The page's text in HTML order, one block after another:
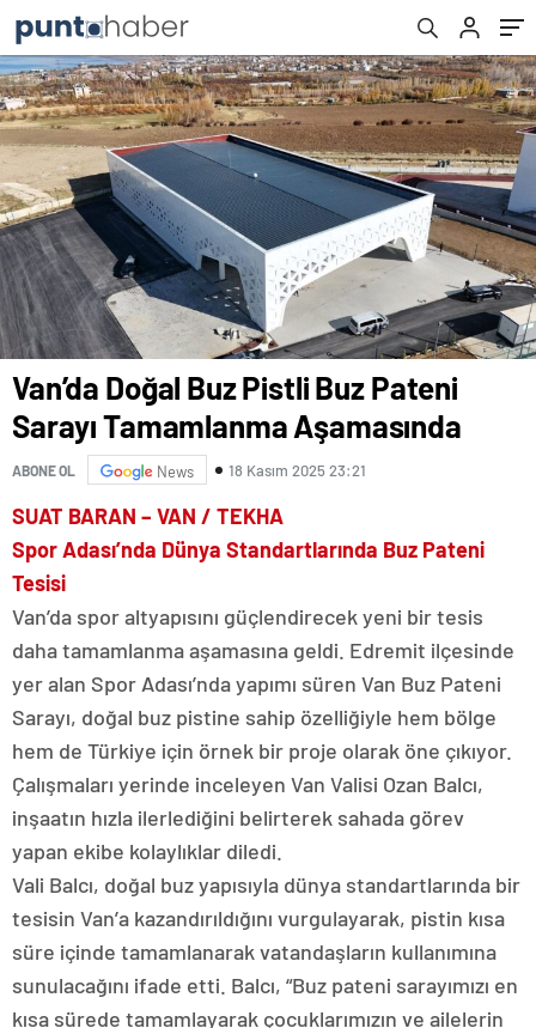
Van’da Doğal Buz Pistli Buz Pateni
Sarayı Tamamlanma Aşamasında
ABONE OL News 18 Kasım 2025 23:21
SUAT BARAN – VAN / TEKHA
Spor Adası’nda Dünya Standartlarında Buz Pateni
Tesisi
Van’da spor altyapısını güçlendirecek yeni bir tesis
daha tamamlanma aşamasına geldi. Edremit ilçesinde
yer alan Spor Adası’nda yapımı süren Van Buz Pateni
Sarayı, doğal buz pistine sahip özelliğiyle hem bölge
hem de Türkiye için örnek bir proje olarak öne çıkıyor.
Çalışmaları yerinde inceleyen Van Valisi Ozan Balcı,
inşaatın hızla ilerlediğini belirterek sahada görev
yapan ekibe kolaylıklar diledi.
Vali Balcı, doğal buz yapısıyla dünya standartlarında bir
tesisin Van’a kazandırıldığını vurgulayarak, pistin kısa
süre içinde tamamlanarak vatandaşların kullanımına
sunulacağını ifade etti. Balcı, “Buz pateni sarayımızı en
kısa sürede tamamlayarak çocuklarımızın ve ailelerin